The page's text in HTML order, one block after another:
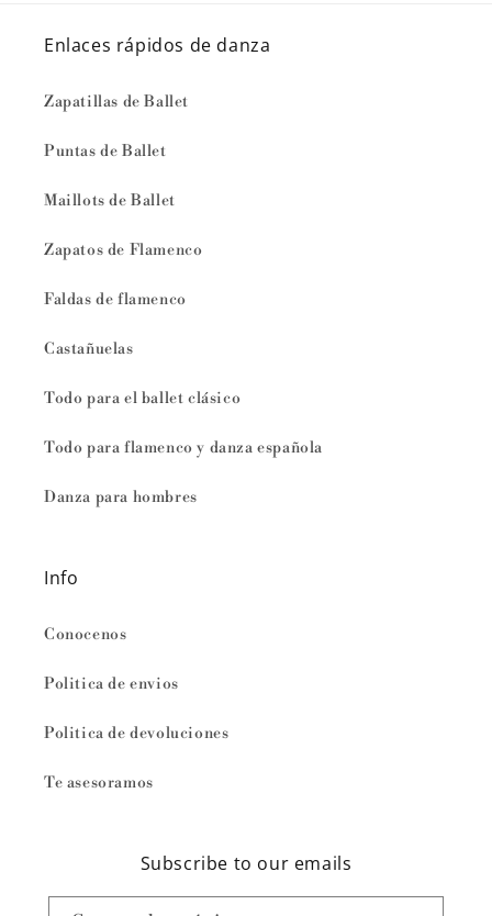
Enlaces rápidos de danza
Zapatillas de Ballet
Puntas de Ballet
Maillots de Ballet
Zapatos de Flamenco
Faldas de flamenco
Castañuelas
Todo para el ballet clásico
Todo para flamenco y danza española
Danza para hombres
Info
Conocenos
Politica de envios
Politica de devoluciones
Te asesoramos
Subscribe to our emails